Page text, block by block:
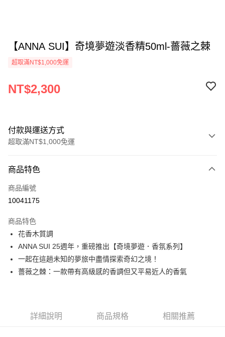
【ANNA SUI】奇境夢遊淡香精50ml-薔薇之棘
超取滿NT$1,000免運
NT$2,300
付款與運送方式
超取滿NT$1,000免運
信用卡一次付款
ATM付款
運送方式
付款後全家取貨
每筆NT$80，滿NT$1,000(含以上)免運費
付款後萊爾富取貨
每筆NT$80，滿NT$1,000(含以上)免運費
商品特色
商品編號
10041175
商品特色
花香木質調
ANNA SUI 25週年，重磅推出【奇境夢遊．香氛系列】
一起在這趟未知的夢旅中盡情探索奇幻之境！
薔薇之棘：一款帶有高級感的香調但又平易近人的香氣
詳細說明 商品規格 相關推薦